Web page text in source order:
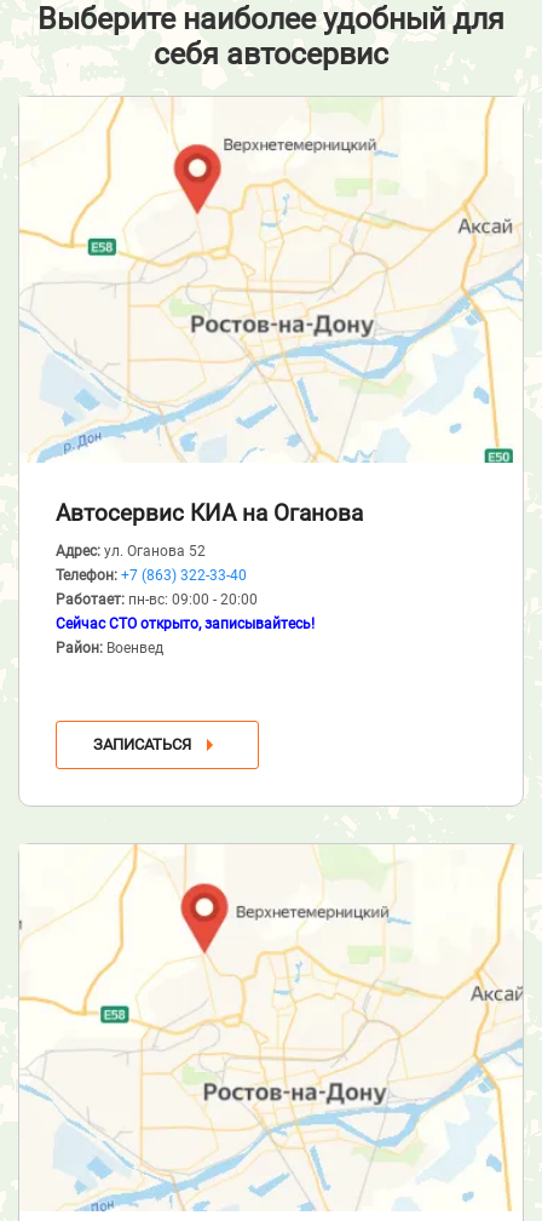
Выберите наиболее удобный для
себя автосервис
Автосервис КИА на Оганова
Адрес: ул. Оганова 52
Телефон: +7 (863) 322-33-40
Работает: пн-вс: 09:00 - 20:00
Сейчас СТО открыто, записывайтесь!
Район: Военвед
ЗАПИСАТЬСЯ